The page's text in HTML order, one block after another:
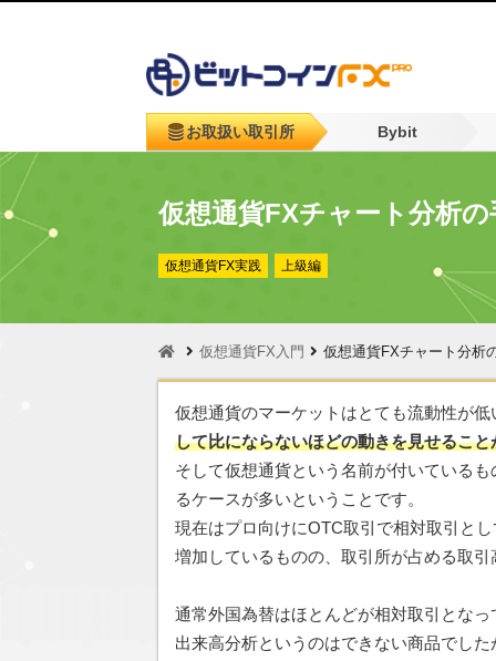
お取扱い取引所 Bybit
仮想通貨FXチャート分析
仮想通貨FX実践 上級編
仮想通貨FX入門 仮想通貨FXチャート分析
仮想通貨のマーケットはとても流動性が
して比にならないほどの動きを見せるこ
そして仮想通貨という名前が付いている
るケースが多いということです。
現在はプロ向けにOTC取引で相対取引と
増加しているものの、取引所が占める取
通常外国為替はほとんどが相対取引とな
出来高分析というのはできない商品でし